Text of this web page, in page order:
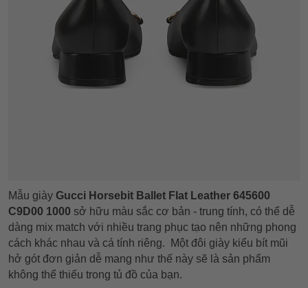
Mẫu giày Gucci Horsebit Ballet Flat Leather 645600
C9D00 1000 sở hữu màu sắc cơ bản - trung tính, có thể dễ
dàng mix match với nhiều trang phục tạo nên những phong
cách khác nhau và cá tính riêng. Một đôi giày kiểu bít mũi
hở gót đơn giản dễ mang như thế này sẽ là sản phẩm
không thể thiếu trong tủ đồ của bạn.